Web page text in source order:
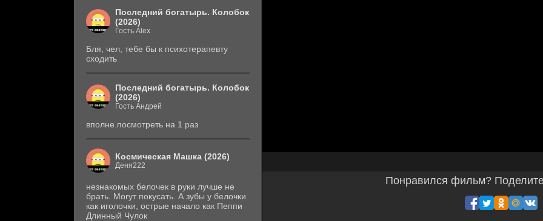
Понравился фильм?
Последний богатырь. Колобок
(2026)
Гость Alex
Бля, чел, тебе бы к психотерапевту
сходить
Последний богатырь. Колобок
(2026)
Гость Андрей
вполне.посмотреть на 1 раз
Космическая Машка (2026)
Деня222
незнакомых белочек в руки лучше не
брать. Могут покусать. А зубы у белочки
как иголочки, острые начало как Пеппи
Длинный Чулок